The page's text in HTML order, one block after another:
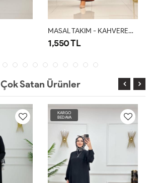
MASAL TAKIM - KAHVERENGİ
1,550 TL
Çok Satan Ürünler
KARGO
BEDAVA